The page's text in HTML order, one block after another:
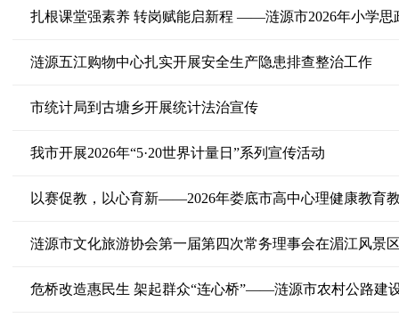
扎根课堂强素养 转岗赋能启新程 ——涟源市2026年小学思
涟源五江购物中心扎实开展安全生产隐患排查整治工作
市统计局到古塘乡开展统计法治宣传
我市开展2026年“5·20世界计量日”系列宣传活动
以赛促教，以心育新——2026年娄底市高中心理健康教育
涟源市文化旅游协会第一届第四次常务理事会在湄江风景